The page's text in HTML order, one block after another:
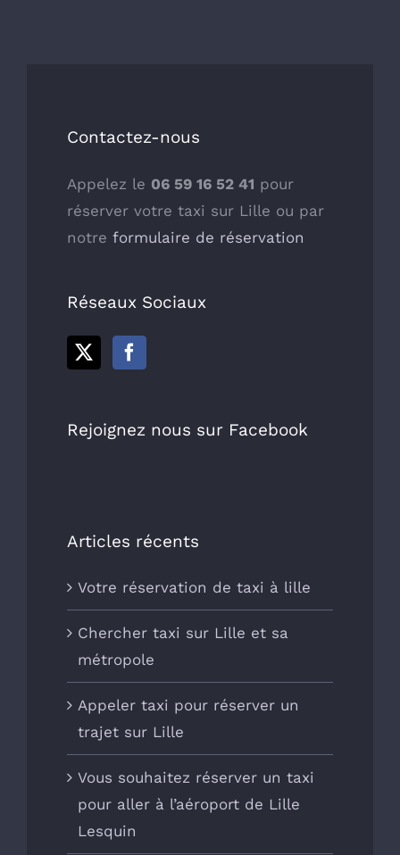
Contactez-nous
Appelez le 06 59 16 52 41 pour
réserver votre taxi sur Lille ou par
notre formulaire de réservation
Réseaux Sociaux
Rejoignez nous sur Facebook
Articles récents
Votre réservation de taxi à lille
Chercher taxi sur Lille et sa
métropole
Appeler taxi pour réserver un
trajet sur Lille
Vous souhaitez réserver un taxi
pour aller à l’aéroport de Lille
Lesquin